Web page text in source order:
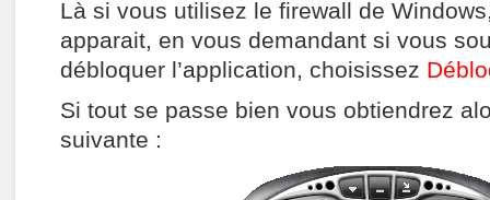
Là si vous utilisez le firewall de
apparait, en vous demandant si vous
débloquer l’application, choisissez
Si tout se passe bien vous obtiendrez
suivante :